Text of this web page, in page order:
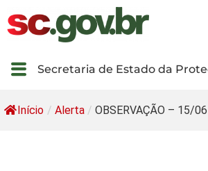
Secretaria de Estado da
Início / Alerta / OBSERVAÇÃO – 15/